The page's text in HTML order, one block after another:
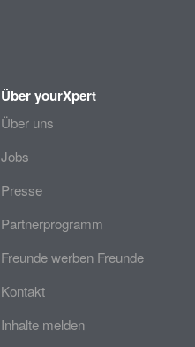
Über yourXpert
Über uns
Jobs
Presse
Partnerprogramm
Freunde werben Freunde
Kontakt
Inhalte melden